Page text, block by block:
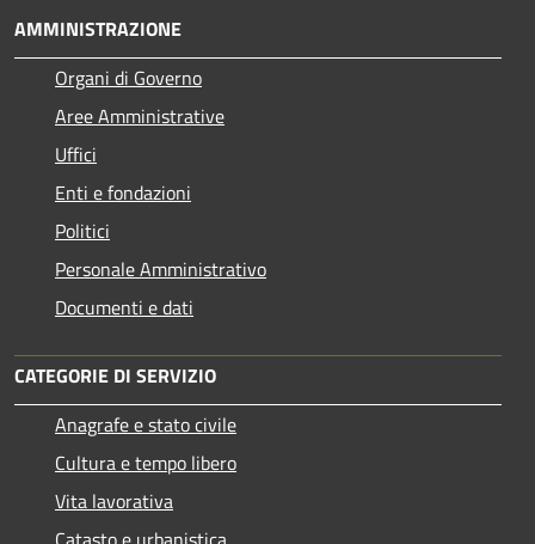
AMMINISTRAZIONE
Organi di Governo
Aree Amministrative
Uffici
Enti e fondazioni
Politici
Personale Amministrativo
Documenti e dati
CATEGORIE DI SERVIZIO
Anagrafe e stato civile
Cultura e tempo libero
Vita lavorativa